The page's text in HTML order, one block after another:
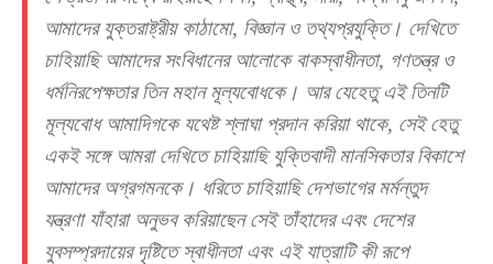
আমাদের যুক্তরাষ্ট্রীয় কাঠামো, বিজ্ঞান ও তথ্যপ্রযুক্তি। দেখিতে
চাহিয়াছি আমাদের সংবিধানের আলোকে বাকস্বাধীনতা, গণতন্ত্র ও
ধর্মনিরপেক্ষতার তিন মহান মূল্যবোধকে। আর যেহেতু এই তিনটি
মূল্যবোধ আমাদিগকে যথেষ্ট শ্লাঘা প্রদান করিয়া থাকে, সেই হেতু
একই সঙ্গে আমরা দেখিতে চাহিয়াছি যুক্তিবাদী মানসিকতার বিকাশে
আমাদের অগ্রগমনকে। ধরিতে চাহিয়াছি দেশভাগের মর্মন্তুদ
যন্ত্রণা যাঁহারা অনুভব করিয়াছেন সেই তাঁহাদের এবং দেশের
যুবসম্প্রদায়ের দৃষ্টিতে স্বাধীনতা এবং এই যাত্রাটি কী রূপে